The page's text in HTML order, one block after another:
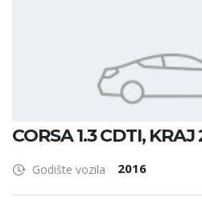
CORSA 1.3 CDTI, KRAJ
Godište vozila 2016